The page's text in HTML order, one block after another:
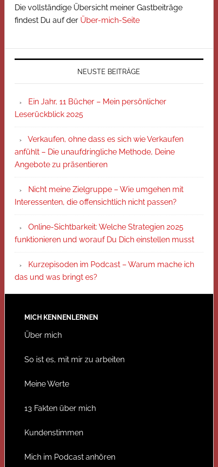
Die vollständige Übersicht meiner Gastbeiträge
findest Du auf der Über-mich-Seite
NEUSTE BEITRÄGE
Ein Jahr, 11 Bücher – Mein persönlicher
Leserückblick 2025
Verkaufen, ohne dass es sich wie Verkaufen
anfühlt – Die unaufdringliche Methode, Deine
Angebote zu präsentieren
Nicht meine Zielgruppe – Wie umgehen mit
Interessenten, die offensichtlich nicht passen?
Online-Sichtbarkeit: Welche Strategien 2025
funktionieren und worauf Du Dich einstellen musst
Kurzepisoden im Podcast – Warum mache ich
das und was bringt es?
MICH KENNENLERNEN
Über mich
So ist es, mit mir zu arbeiten
Meine Werte
13 Fakten über mich
Kundenstimmen
Mich im Podcast anhören